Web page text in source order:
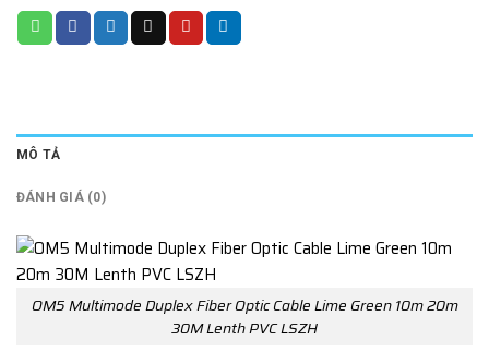
MÔ TẢ
ĐÁNH GIÁ (0)
OM5 Multimode Duplex Fiber Optic Cable Lime Green 10m 20m
30M Lenth PVC LSZH